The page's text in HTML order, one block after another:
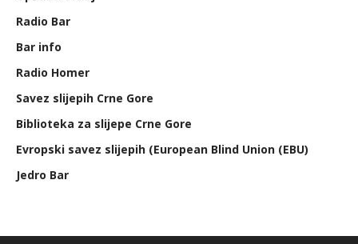
Radio Bar
Bar info
Radio Homer
Savez slijepih Crne Gore
Biblioteka za slijepe Crne Gore
Evropski savez slijepih (European Blind Union (EBU)
Jedro Bar